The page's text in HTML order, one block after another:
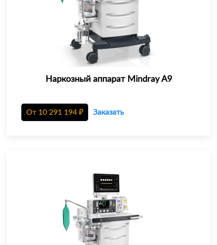
Наркозный аппарат Mindray A9
От 10 291 194 ₽ Заказать